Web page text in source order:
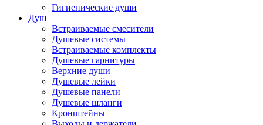
Гигиенические души
Душ
Встраиваемые смесители
Душевые системы
Встраиваемые комплекты
Душевые гарнитуры
Верхние души
Душевые лейки
Душевые панели
Душевые шланги
Кронштейны